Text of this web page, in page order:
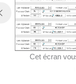
Cet écran